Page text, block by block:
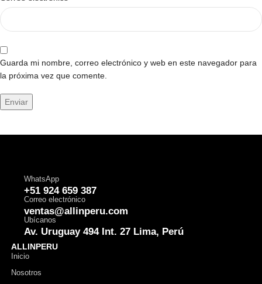
Guarda mi nombre, correo electrónico y web en este navegador para
la próxima vez que comente.
WhatsApp
+51 924 659 387
Correo electrónico
ventas@allinperu.com
Ubícanos
Av. Uruguay 494 Int. 27 Lima, Perú
ALLINPERU
Inicio
Nosotros